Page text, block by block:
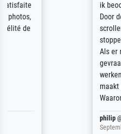
ik beoordeel
Door de 69505
scrollen is echter
stoppen begint het weer
Als er naar een
gevraagd wordt krijg je
werken van andere wat
maakt (bvb zoek Ros =
ProvenExpert